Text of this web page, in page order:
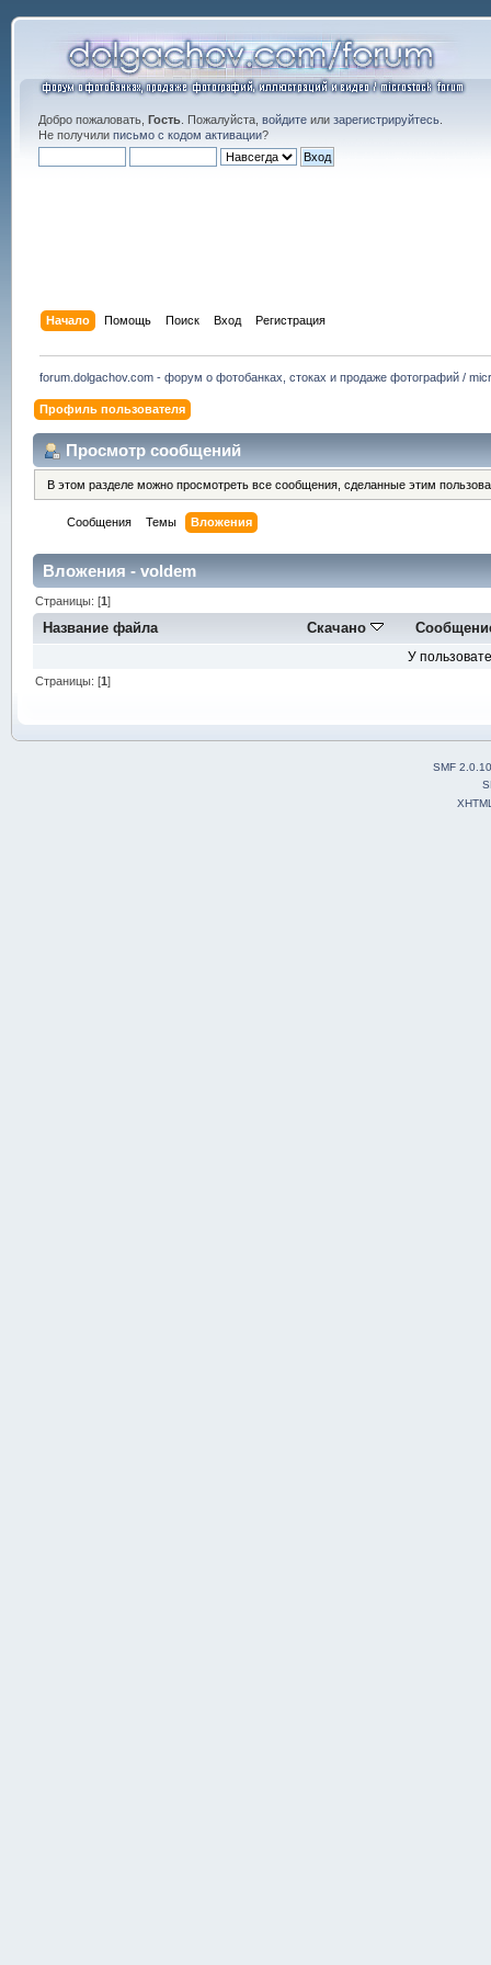
Добро пожаловать, Гость. Пожалуйста, войдитеили зарегистрируйтесь.
Не получили письмо с кодом активации?
Начало Помощь Поиск Вход Регистрация
forum.dolgachov.com - форум о фотобанках, стоках и продаже фотографий /
Профиль пользователя
Просмотр сообщений
В этом разделе можно просмотреть все сообщения, сделанные этим
Сообщения Темы Вложения
Вложения - voldem
Страницы: [1]
Название файла Скачано
У
Страницы: [1]
SMF